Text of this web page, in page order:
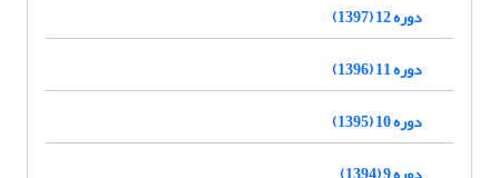
دوره 12 (1397)
دوره 11 (1396)
دوره 10 (1395)